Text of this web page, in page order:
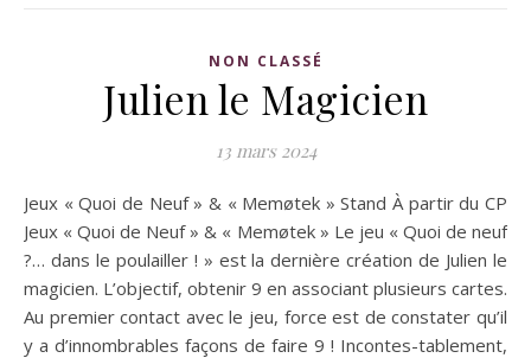
NON CLASSÉ
Julien le Magicien
13 mars 2024
Jeux « Quoi de Neuf » & « Memøtek » Stand À partir du CP
Jeux « Quoi de Neuf » & « Memøtek » Le jeu « Quoi de neuf
?… dans le poulailler ! » est la dernière création de Julien le
magicien. L’objectif, obtenir 9 en associant plusieurs cartes.
Au premier contact avec le jeu, force est de constater qu’il
y a d’innombrables façons de faire 9 ! Incontes-tablement,